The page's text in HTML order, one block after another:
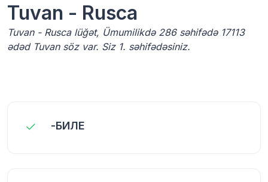
Tuvan - Rusca
Tuvan - Rusca lüğət, Ümumilikdə 286 səhifədə 17113
ədəd Tuvan söz var. Siz 1. səhifədəsiniz.
-БИЛЕ